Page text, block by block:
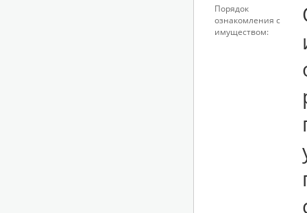
Порядок
ознакомления с
имуществом: